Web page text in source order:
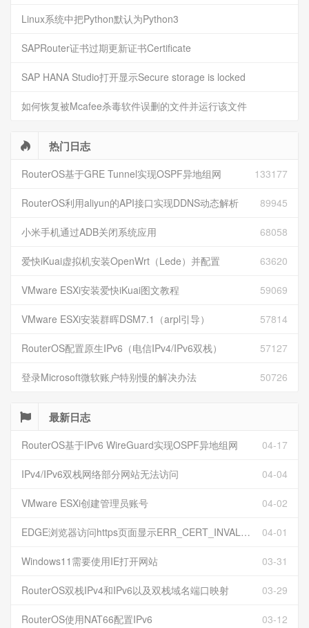
Linux系统中把Python默认为Python3
SAPRouter证书过期更新证书Certificate
SAP HANA Studio打开显示Secure storage is locked
如何恢复被Mcafee杀毒软件误删的文件并运行该文件
热门日志
133177
RouterOS基于GRE Tunnel实现OSPF异地组网
89945
RouterOS利用aliyun的API接口实现DDNS动态解析
68058
小米手机通过ADB关闭系统应用
63620
爱快iKuai虚拟机安装OpenWrt（Lede）并配置
59069
VMware ESXi安装爱快iKuai图文教程
57814
VMware ESXi安装群晖DSM7.1（arpl引导）
57127
RouterOS配置原生IPv6（电信IPv4/IPv6双栈）
50726
登录Microsoft微软账户特别慢的解决办法
最新日志
04-17
RouterOS基于IPv6 WireGuard实现OSPF异地组网
04-04
IPv4/IPv6双栈网络部分网站无法访问
04-02
VMware ESXi创建管理员账号
04-01
EDGE浏览器访问https页面显示ERR_CERT_INVALID且无法跳过继续访问
03-31
Windows11需要使用IE打开网站
03-29
RouterOS双栈IPv4和IPv6以及双栈域名端口映射
03-12
RouterOS使用NAT66配置IPv6